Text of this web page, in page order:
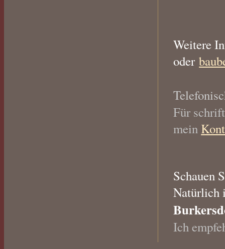
Weitere
oder
Für
mein
Schauen
Natürlich
Ich